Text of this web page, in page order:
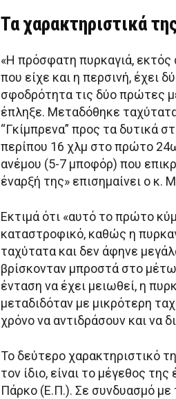
Τα χαρακτηριστικά
«Η πρόσφατη πυρκαγιά,
που είχε και η περσινή, έχει
σφοδρότητα τις δύο πρώτες
έπληξε. Μεταδόθηκε
“Γκίμπρενα” προς τα δυτικά
περίπου 16 χλμ στο πρώτο
ανέμου (5-7 μποφόρ) που
έναρξή της» επισημαίνει ο κ.
Εκτιμά ότι «αυτό το πρώτο
καταστροφικό, καθώς η
ταχύτατα και δεν άφηνε
βρίσκονταν μπροστά στο
ένταση να έχει μειωθεί, η
μεταδιδόταν με μικρότερη
χρόνο να αντιδράσουν και να
Το δεύτερο χαρακτηριστικό
τον ίδιο, είναι το μέγεθος
Πάρκο (Ε.Π.). Σε συνδυασμό με